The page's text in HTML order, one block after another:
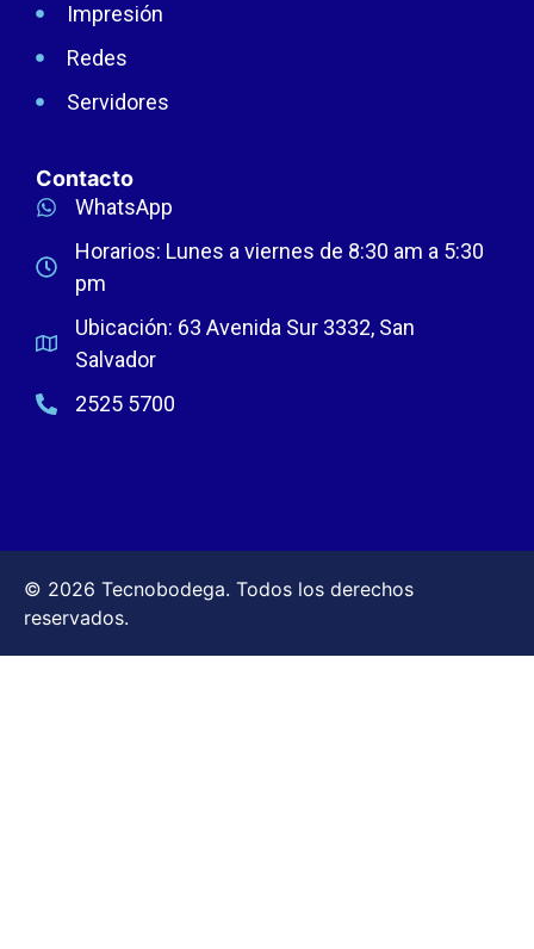
Impresión
Redes
Servidores
Contacto
WhatsApp
Horarios: Lunes a viernes de 8:30 am a 5:30
pm
Ubicación: 63 Avenida Sur 3332, San
Salvador
2525 5700
© 2026 Tecnobodega. Todos los derechos
reservados.